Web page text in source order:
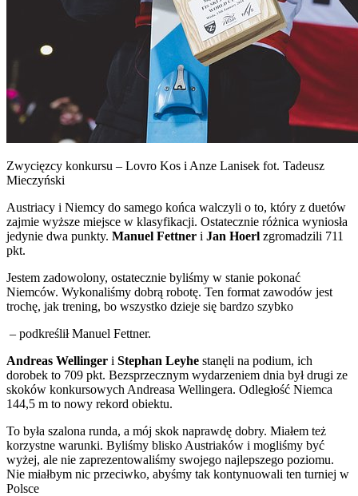
Zwycięzcy konkursu – Lovro Kos i Anze Lanisek fot. Tadeusz
Mieczyński
Austriacy i Niemcy do samego końca walczyli o to, który z duetów
zajmie wyższe miejsce w klasyfikacji. Ostatecznie różnica wyniosła
jedynie dwa punkty. Manuel Fettner i Jan Hoerl zgromadzili 711
pkt.
Jestem zadowolony, ostatecznie byliśmy w stanie pokonać
Niemców. Wykonaliśmy dobrą robotę. Ten format zawodów jest
trochę, jak trening, bo wszystko dzieje się bardzo szybko
– podkreślił Manuel Fettner.
Andreas Wellinger i Stephan Leyhe stanęli na podium, ich
dorobek to 709 pkt. Bezsprzecznym wydarzeniem dnia był drugi ze
skoków konkursowych Andreasa Wellingera. Odległość Niemca
144,5 m to nowy rekord obiektu. ​
To była szalona runda, a mój skok naprawdę dobry. Miałem też
korzystne warunki. Byliśmy blisko Austriaków i mogliśmy być
wyżej, ale nie zaprezentowaliśmy swojego najlepszego poziomu.
Nie miałbym nic przeciwko, abyśmy tak kontynuowali ten turniej w
Polsce